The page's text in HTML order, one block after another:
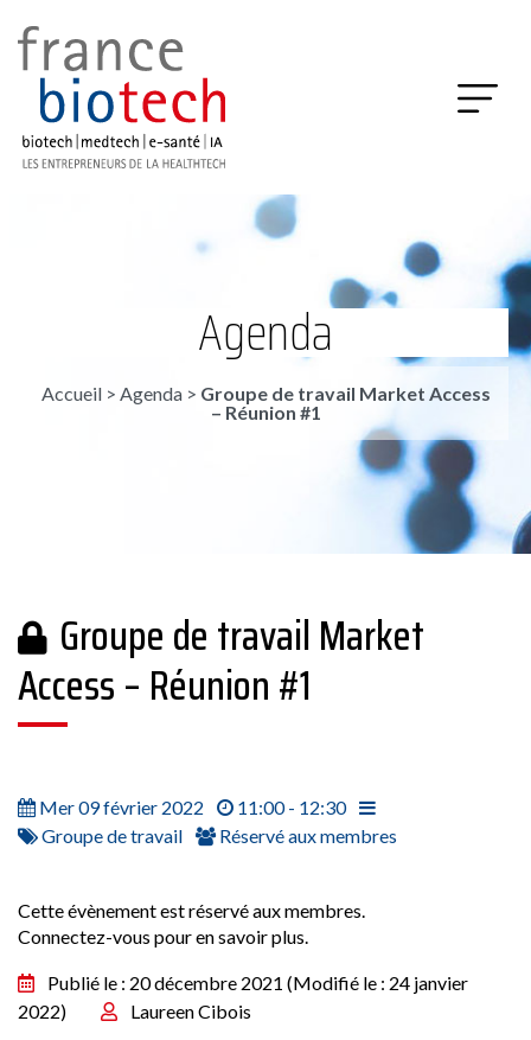
Agenda
Accueil> Agenda> Groupe de travail Market Access
– Réunion #1
Groupe de travail Market
Access – Réunion #1
Mer 09 février 2022
11:00 - 12:30
Groupe de travail
Réservé aux membres
Cette évènement est réservé aux membres.
Connectez-vous pour en savoir plus.
Publié le : 20 décembre 2021 (Modifié le : 24 janvier
2022)
Laureen Cibois